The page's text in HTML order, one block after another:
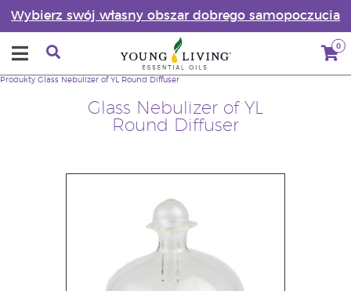
Wybierz swój własny obszar dobrego samopoczucia
0
Glass Nebulizer of YL
Round Diffuser
Produkty Glass Nebulizer of YL Round Diffuser